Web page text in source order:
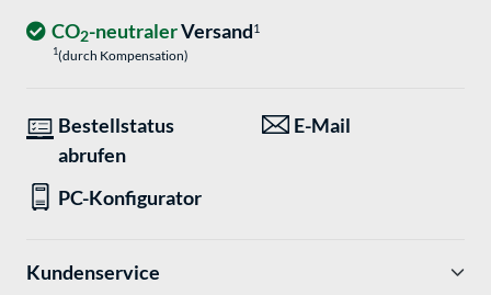
CO2-neutralerVersand1
1(durch Kompensation)
Bestellstatus
abrufen
E-Mail
PC-Konfigurator
Kundenservice